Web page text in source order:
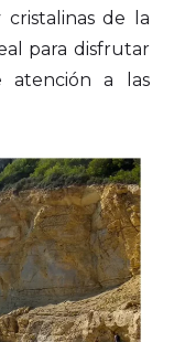
cristalinas de la
para disfrutar
atención a las